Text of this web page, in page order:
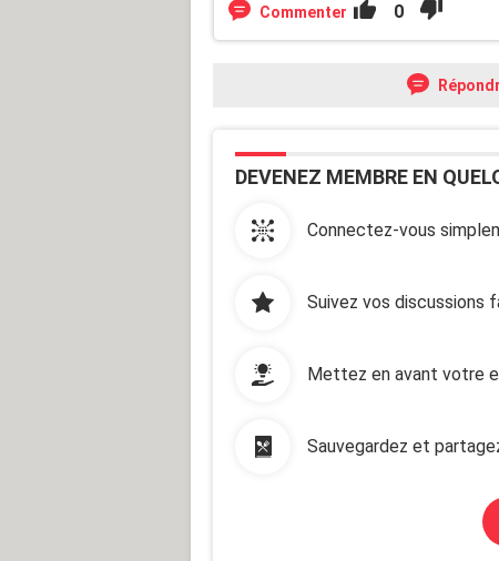
Commenter 0
DEVENEZ MEMBRE EN
Connectez-vous
Suivez vos discussions
Mettez en avant votre
Sauvegardez et